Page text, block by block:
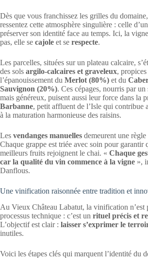
Dès que vous franchissez les grilles du
ressentez cette atmosphère singulière : celle
préserver son identité face au temps. Ici, la
pas, elle se cajole et se respecte.
Les parcelles, situées sur un plateau calcaire,
des sols argilo-calcaires et graveleux, propices
l’épanouissement du Merlot (80%) et du
Sauvignon (20%). Ces cépages, nourris par
mais généreux, puisent aussi leur force dans la
Barbanne, petit affluent de l’Isle qui contribue
à la maturation harmonieuse des raisins.
Les vendanges manuelles demeurent une
Chaque grappe est triée avec soin pour garantir
meilleurs fruits rejoignent le chai. « Chaque
car la qualité du vin commence à la vigne »,
Danflous.
Une vinification raisonnée entre tradition et
Au Vieux Château Labatut, la vinification n’est
processus technique : c’est un rituel précis et
L’objectif est clair : laisser s’exprimer le
inutiles.
Voici les étapes clés qui marquent l’identité du